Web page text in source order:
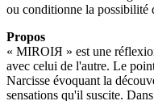
ou conditionne la possibilité
Propos
« MIROIЯ » est une
avec celui de l'autre. Le
Narcisse évoquant la
sensations qu'il suscite.